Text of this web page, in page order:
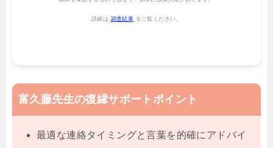
詳細は 調査結果 をご覧ください。
富久藤先生の復縁サポートポイント
最適な連絡タイミングと言葉を的確にアドバイ